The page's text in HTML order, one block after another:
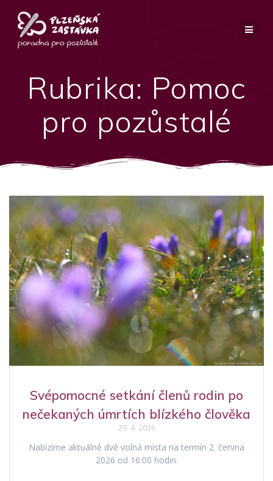
Rubrika: Pomoc
pro pozůstalé
Svépomocné setkání členů rodin po
nečekaných úmrtích blízkého člověka
29. 4. 2026
Nabízíme aktuálně dvě volná místa na termín 2. června
2026 od 16:00 hodin.